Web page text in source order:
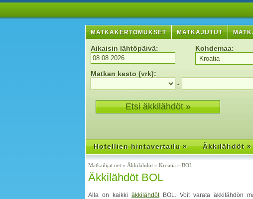
MATKAKERTOMUKSET MATKAJUTUT
Aikaisin lähtöpäivä: Kohdemaa:
Matkan kesto (vrk):
-
Hotellien hintavertailu » Äkkilähdöt »
Matkailijat.net » Äkkilähdöt » Kroatia » BOL
Äkkilähdöt BOL
Alla on kaikki äkkilähdötBOL. Voit varata äkkilähdön